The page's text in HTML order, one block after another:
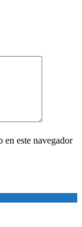
este navegador